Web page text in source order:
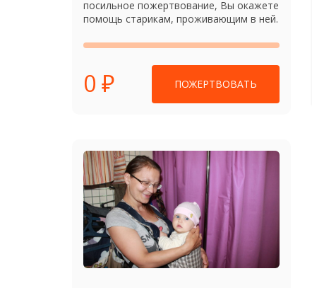
посильное пожертвование, Вы окажете
помощь старикам, проживающим в ней.
0 ₽ ПОЖЕРТВОВАТЬ